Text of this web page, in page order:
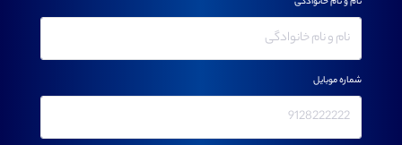
شماره موبایل